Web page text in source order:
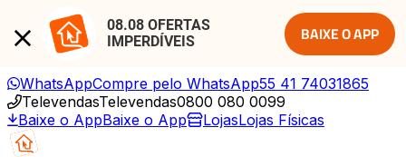
08.08 OFERTAS
IMPERDÍVEIS
BAIXE O APP
WhatsAppCompre pelo WhatsApp55 41 74031865
TelevendasTelevendas0800 080 0099
Baixe o AppBaixe o App LojasLojas Físicas